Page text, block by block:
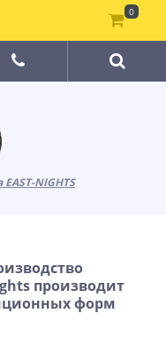
NIGHTS
производит
форм
0